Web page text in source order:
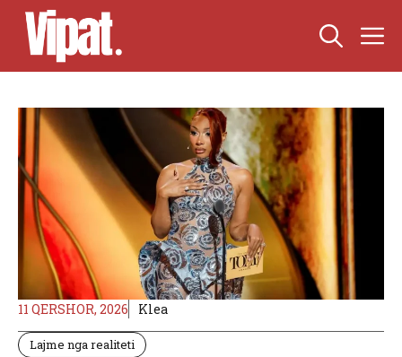
Skip
content
11 QERSHOR, 2026 Klea
Lajme nga realiteti